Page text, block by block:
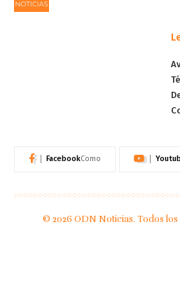
FacebookComo
© 2026 ODN Noticias. Todos